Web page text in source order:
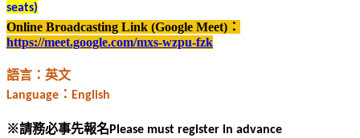
seats)
Online Broadcasting Link (Google Meet) ：
https://meet.google.com/mxs-wzpu-fzk
語言：英文
Language ： English
※請務必事先報名Please must register in advance